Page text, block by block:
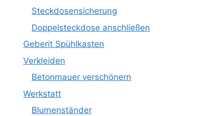
Steckdosensicherung
Doppelsteckdose anschließen
Geberit Spühlkasten
Verkleiden
Betonmauer verschönern
Werkstatt
Blumenständer